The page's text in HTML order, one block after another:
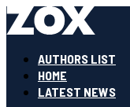
AUTHORS LIST
HOME
LATEST NEWS